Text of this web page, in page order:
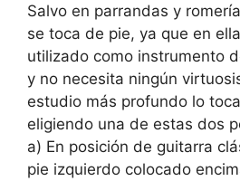
Salvo en parrandas y
se toca de pie, ya que en
utilizado como instrumento
y no necesita ningún
estudio más profundo lo
eligiendo una de estas dos
a) En posición de guitarra
pie izquierdo colocado